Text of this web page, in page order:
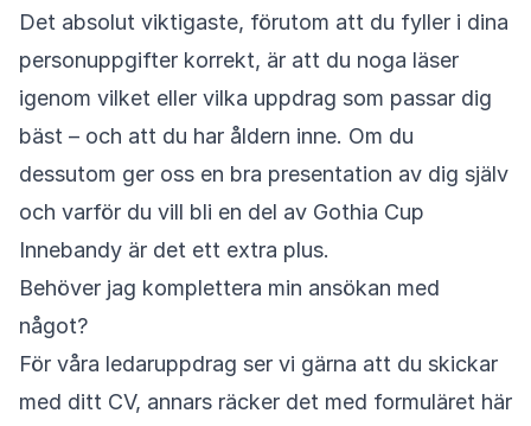
Det absolut viktigaste, förutom att du fyller i dina
personuppgifter korrekt, är att du noga läser
igenom vilket eller vilka uppdrag som passar dig
bäst – och att du har åldern inne. Om du
dessutom ger oss en bra presentation av dig själv
och varför du vill bli en del av Gothia Cup
Innebandy är det ett extra plus.
Behöver jag komplettera min ansökan med
något?
För våra ledaruppdrag ser vi gärna att du skickar
med ditt CV, annars räcker det med formuläret här